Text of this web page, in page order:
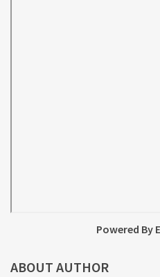
Powered By
ABOUT AUTHOR